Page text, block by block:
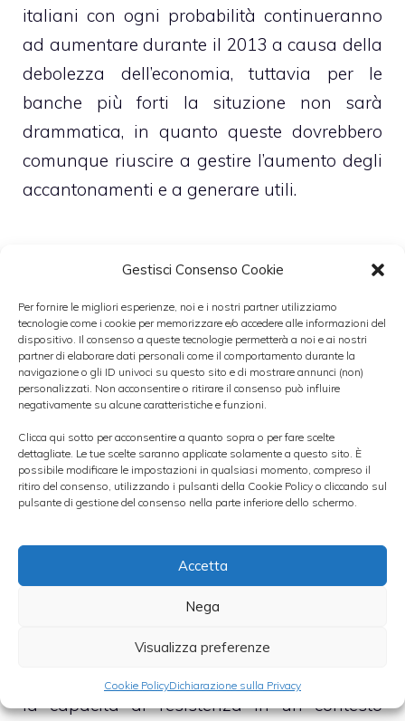
Gestisci Consenso Cookie
Per fornire le migliori esperienze, noi e i nostri partner utilizziamo
tecnologie come i cookie per memorizzare e/o accedere alle informazioni del
dispositivo. Il consenso a queste tecnologie permetterà a noi e ai nostri
partner di elaborare dati personali come il comportamento durante la
navigazione o gli ID univoci su questo sito e di mostrare annunci (non)
personalizzati. Non acconsentire o ritirare il consenso può influire
negativamente su alcune caratteristiche e funzioni.
Clicca qui sotto per acconsentire a quanto sopra o per fare scelte
dettagliate. Le tue scelte saranno applicate solamente a questo sito. È
possibile modificare le impostazioni in qualsiasi momento, compreso il
ritiro del consenso, utilizzando i pulsanti della Cookie Policy o cliccando sul
pulsante di gestione del consenso nella parte inferiore dello schermo.
Accetta
Nega
Visualizza preferenze
Cookie PolicyDichiarazione sulla Privacy
italiani con ogni probabilità continueranno
ad aumentare durante il 2013 a causa della
debolezza dell’economia, tuttavia per le
banche più forti la situzione non sarà
drammatica, in quanto queste dovrebbero
comunque riuscire a gestire l’aumento degli
accantonamenti e a generare utili.
Secondo Fitch, dunque, per assistere ad un
rallentamento delle nuove sofferenze, che
ricordiamo a fine 2012 avevano raggiunto i
125 miliardi di euro, bisognerà attendere la
ripresa economica. A loro avviso è possibile
che l’economia riparta già dalla seconda
metà di quest’anno, tuttavia allo stato
attuale dei fatti non è possibile escludere un
nuovo rinvio che andrebbe adanneggiare
redditività delle banche.
Per tale motivo Fitch ritiene sia importante
per le banche italiane mantenere
capitale solide
, in modo tale da aumentare
la capacità di resistenza in un contesto